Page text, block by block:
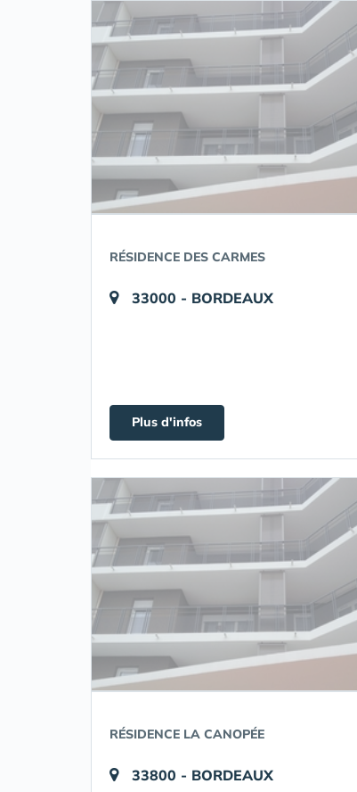
RÉSIDENCE DES CARMES
33000 - BORDEAUX
Plus d'infos
RÉSIDENCE LA CANOPÉE
33800 - BORDEAUX